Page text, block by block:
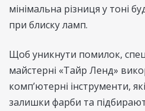
мінімальна різниця у тоні
при блиску ламп.
Щоб уникнути помилок,
майстерні «Тайр Ленд»
комп’ютерні інструменти,
залишки фарби та